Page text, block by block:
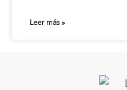
Leer más »